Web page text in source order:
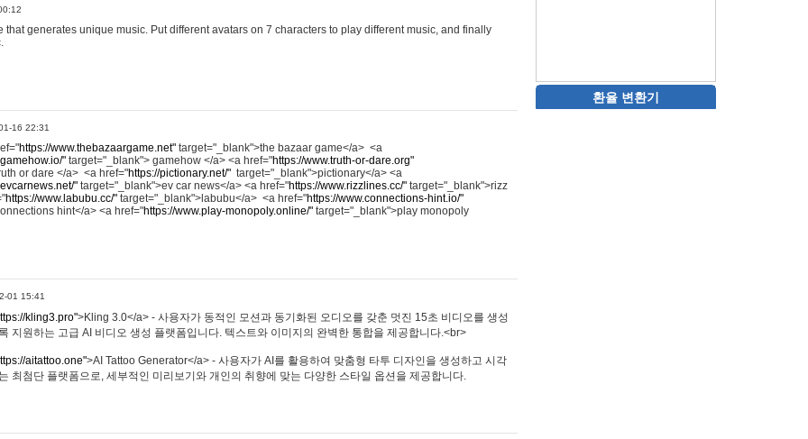
that generates unique music. Put different avatars on 7 characters to play different music, and finally
16 22:31
https://www.thebazaargame.net" target="_blank">the bazaar game</a> <a
" target="_blank"> gamehow </a> <a href="https://www.truth-or-dare.org"
or dare </a> <a href="https://pictionary.net/" target="_blank">pictionary</a> <a
" target="_blank">ev car news</a> <a href="https://www.rizzlines.cc/" target="_blank">rizz
https://www.labubu.cc/" target="_blank">labubu</a> <a href="https://www.connections-hint.io/"
hint</a> <a href="https://www.play-monopoly.online/" target="_blank">play monopoly
01 15:41
kling3.pro">Kling 3.0</a> - 사용자가 동적인 모션과 동기화된 오디오를 갖춘 멋진 15초 비디오를 생성
지원하는 고급 AI 비디오 생성 플랫폼입니다. 텍스트와 이미지의 완벽한 통합을 제공합니다.<br>
aitattoo.one">AI Tattoo Generator</a> - 사용자가 AI를 활용하여 맞춤형 타투 디자인을 생성하고 시각
최첨단 플랫폼으로, 세부적인 미리보기와 개인의 취향에 맞는 다양한 스타일 옵션을 제공합니다.
환율 변환기